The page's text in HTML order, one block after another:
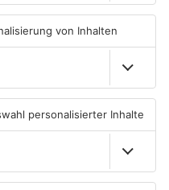
04.08.2026, 15:07 UHR IN